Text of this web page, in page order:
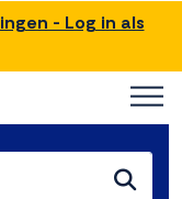
- Log in als